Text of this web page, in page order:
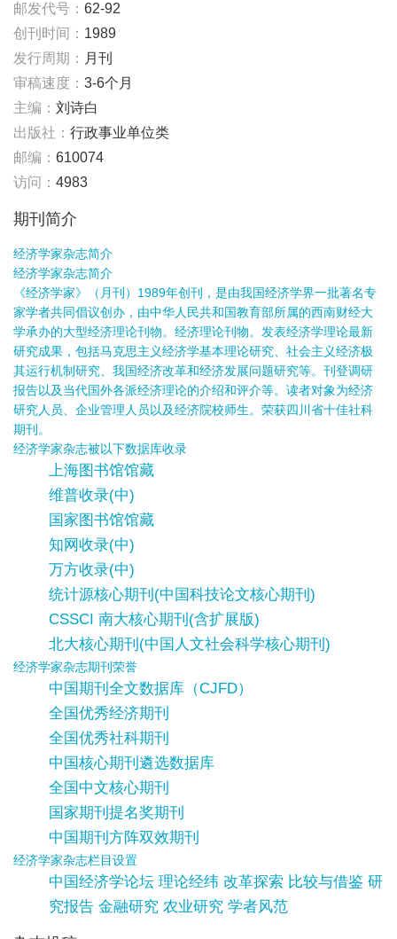
邮发代号： 62-92
创刊时间： 1989
发行周期： 月刊
审稿速度： 3-6个月
主编： 刘诗白
出版社： 行政事业单位类
邮编： 610074
访问： 4983
期刊简介
经济学家杂志简介
经济学家杂志简介
《经济学家》（月刊）1989年创刊，是由我国经济学界一批著名专
家学者共同倡议创办，由中华人民共和国教育部所属的西南财经大
学承办的大型经济理论刊物。经济理论刊物。发表经济学理论最新
研究成果，包括马克思主义经济学基本理论研究、社会主义经济极
其运行机制研究、我国经济改革和经济发展问题研究等。刊登调研
报告以及当代国外各派经济理论的介绍和评介等。读者对象为经济
研究人员、企业管理人员以及经济院校师生。荣获四川省十佳社科
期刊。
经济学家杂志被以下数据库收录
上海图书馆馆藏
维普收录(中)
国家图书馆馆藏
知网收录(中)
万方收录(中)
统计源核心期刊(中国科技论文核心期刊)
CSSCI 南大核心期刊(含扩展版)
北大核心期刊(中国人文社会科学核心期刊)
经济学家杂志期刊荣誉
中国期刊全文数据库（CJFD）
全国优秀经济期刊
全国优秀社科期刊
中国核心期刊遴选数据库
全国中文核心期刊
国家期刊提名奖期刊
中国期刊方阵双效期刊
经济学家杂志栏目设置
中国经济学论坛 理论经纬 改革探索 比较与借鉴 研
究报告 金融研究 农业研究 学者风范